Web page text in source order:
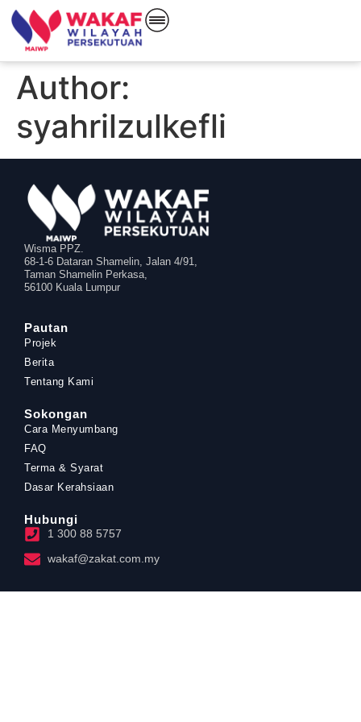
Author:
syahrilzulkefli
Wisma PPZ.
68-1-6 Dataran Shamelin, Jalan 4/91,
Taman Shamelin Perkasa,
56100 Kuala Lumpur
Pautan
Projek
Berita
Tentang Kami
Sokongan
Cara Menyumbang
FAQ
Terma & Syarat
Dasar Kerahsiaan
Hubungi
1 300 88 5757
wakaf@zakat.com.my